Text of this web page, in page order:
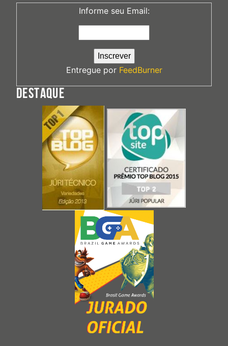
Informe seu Email:
Entregue por FeedBurner
DESTAQUE